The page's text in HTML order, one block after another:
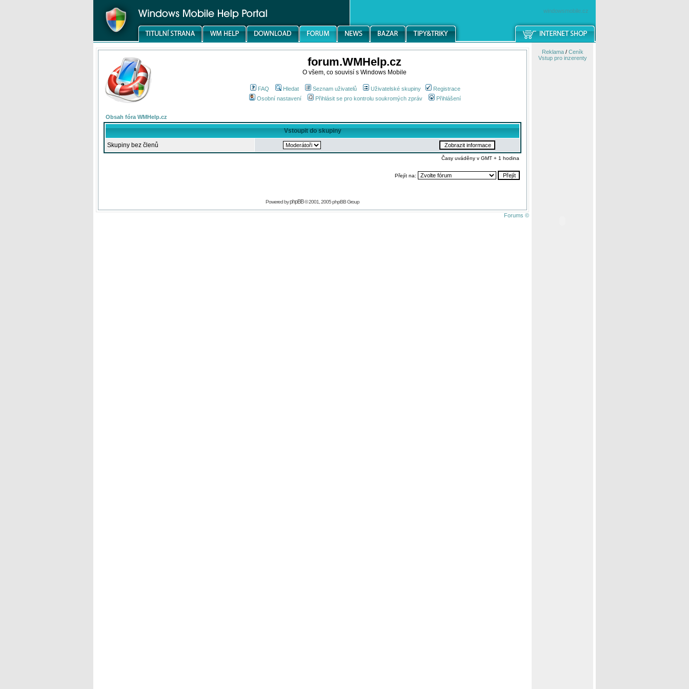
windowsmobile.cz
forum.WMHelp.cz
O všem, co souvisí s Windows Mobile
FAQ Hledat Seznam uživatelů Uživatelské skupiny
Registrace
Osobní nastavení
Přihlásit se pro kontrolu soukromých zpráv Přihlášení
Obsah fóra WMHelp.cz
Vstoupit do skupiny
Skupiny bez členů
Časy uváděny v GMT + 1 hodina
Přejít na:
Powered byphpBB© 2001, 2005 phpBB Group
Forums ©
Reklama/ Ceník
Vstup pro inzerenty